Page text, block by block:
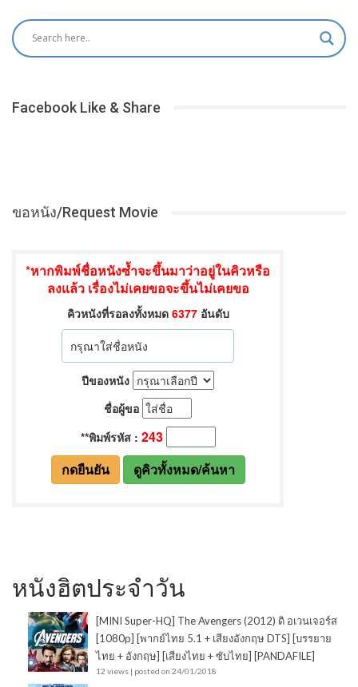
Facebook Like & Share
ขอหนัง/Request Movie
หนังฮิตประจำวัน
[MINI Super-HQ] The Avengers (2012) ดิ อเวนเจอร์ส
[1080p] [พากย์ไทย 5.1 + เสียงอังกฤษ DTS] [บรรยาย
ไทย + อังกฤษ] [เสียงไทย + ซับไทย] [PANDAFILE]
12 views | posted on 24/01/2018